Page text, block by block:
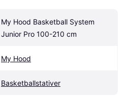
My Hood Basketball System
Junior Pro 100-210 cm
My Hood
Basketballstativer